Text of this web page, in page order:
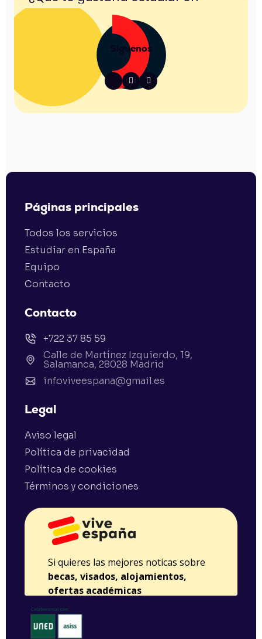
Síguenos
 
Páginas principales
Todos los servicios
Estudiar en España
Equipo
Contacto
Contacto
+722 37 85 59
Calle de Martínez Izquierdo, 19,
Salamanca, 28028 Madrid
infoviveespana@gmail.es
Legal
Aviso legal
Política de privacidad
Política de cookies
Términos y condiciones